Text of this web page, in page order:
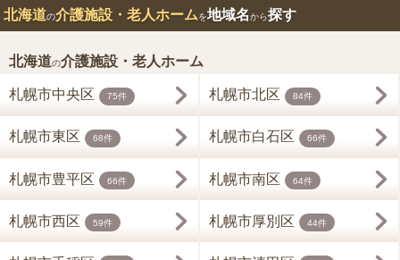
北海道の介護施設・老人ホームを地域名から探す
北海道の介護施設・老人ホーム
札幌市中央区 75件 札幌市北区 84件
札幌市東区 68件 札幌市白石区 66件
札幌市豊平区 66件 札幌市南区 64件
札幌市西区 59件 札幌市厚別区 44件